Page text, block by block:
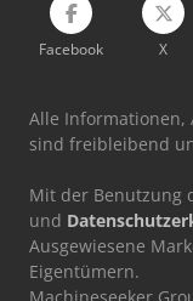
Facebook X
Alle Informationen,
sind freibleibend
Mit der Benutzung
und
Ausgewiesene
Eigentümern.